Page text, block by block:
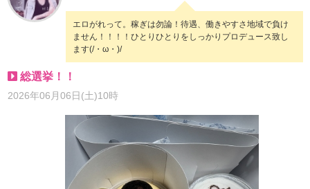
エロがれって。稼ぎは勿論！待遇、働きやすさ地域で負け
ません！！！！ひとりひとりをしっかりプロデュース致し
ます(/・ω・)/
総選挙！！
2026年06月06日(土)10時